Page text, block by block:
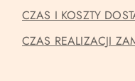
CZAS I KOSZTY
CZAS REALIZACJI